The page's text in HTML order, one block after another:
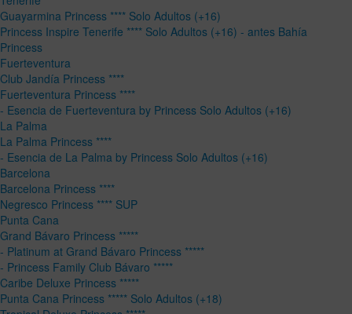
Guayarmina Princess **** Solo Adultos (+16)
Princess Inspire Tenerife **** Solo Adultos (+16) - antes Bahía
Princess
Fuerteventura
Club Jandía Princess ****
Fuerteventura Princess ****
- Esencia de Fuerteventura by Princess Solo Adultos (+16)
La Palma
La Palma Princess ****
- Esencia de La Palma by Princess Solo Adultos (+16)
Barcelona
Barcelona Princess ****
Negresco Princess **** SUP
Punta Cana
Grand Bávaro Princess *****
- Platinum at Grand Bávaro Princess *****
- Princess Family Club Bávaro *****
Caribe Deluxe Princess *****
Punta Cana Princess ***** Solo Adultos (+18)